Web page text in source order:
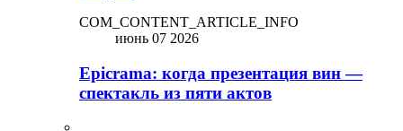
COM_CONTENT_ARTICLE_INFO
июнь 07 2026
Epicrama: когда презентация вин —
спектакль из пяти актов